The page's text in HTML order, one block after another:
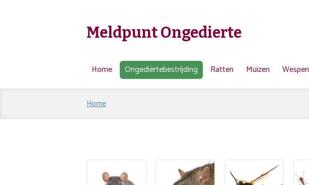
Meldpunt Ongedierte
Home Ongediertebestrijding Ratten Muizen Wespen
Home